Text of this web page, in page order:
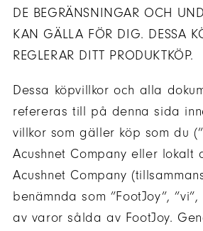
DE BEGRÄNSNINGAR OCH
KAN GÄLLA FÖR DIG. DESSA
REGLERAR DITT PRODUKTKÖP.
Dessa köpvillkor och alla
refereras till på denna sida
villkor som gäller köp som du
Acushnet Company eller lokalt
Acushnet Company
benämnda som ”FootJoy”, ”vi”,
av varor sålda av FootJoy.